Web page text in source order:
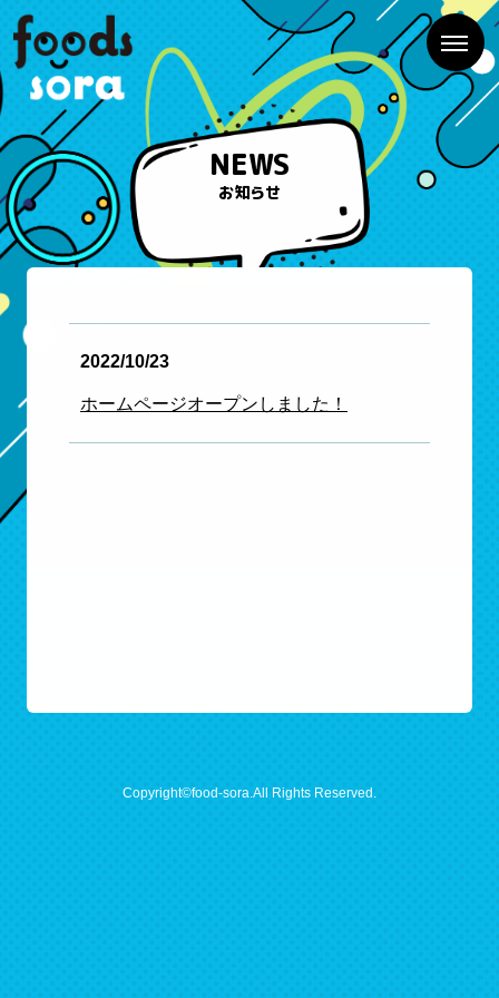
NEWS
お知らせ
2022/10/23
ホームページオープンしました！
Copyright©food-sora.All Rights Reserved.